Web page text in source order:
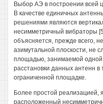
Выбор АЭ в построении всей
В качестве единичных
решениями являются
несимметричный вибраторы
объясняется, прежде всего,
азимутальной плоскости, не
площадью, занимаемой одной
расстановки данных антенн
ограниченной площадке.
Более простой реализацией,
расположенный